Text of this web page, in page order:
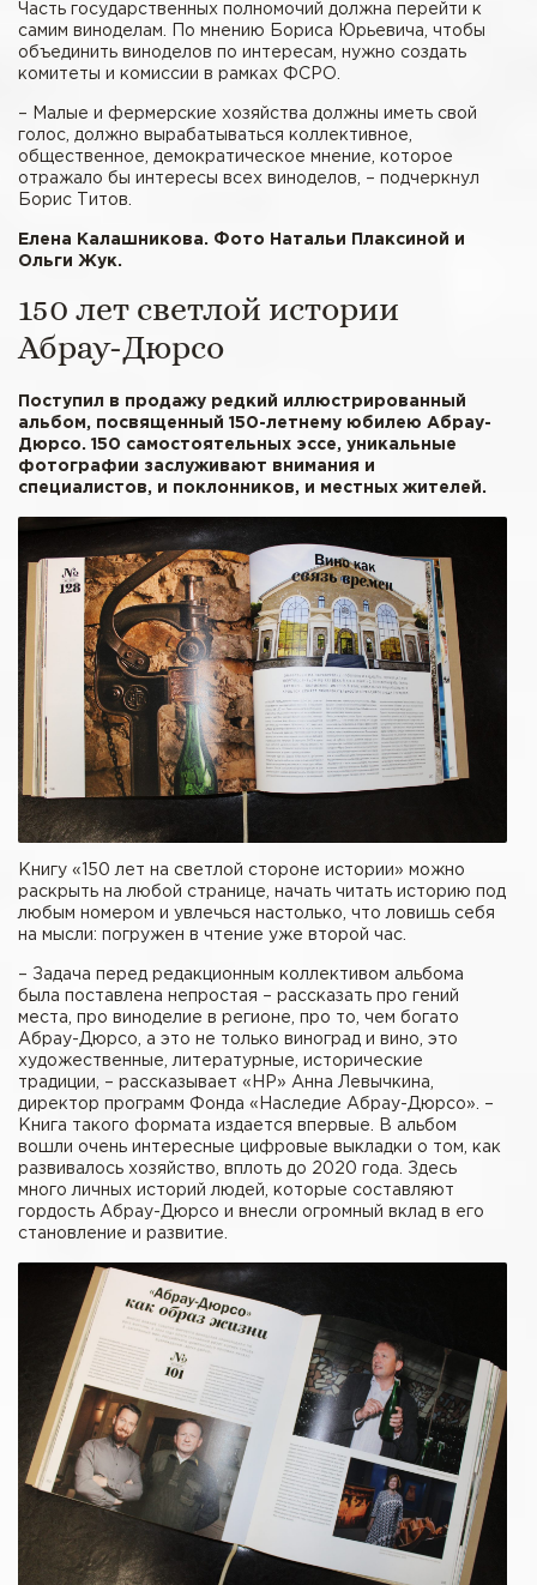
Часть государственных полномочий должна перейти к
самим виноделам. По мнению Бориса Юрьевича, чтобы
объединить виноделов по интересам, нужно создать
комитеты и комиссии в рамках ФСРО.
– Малые и фермерские хозяйства должны иметь свой
голос, должно вырабатываться коллективное,
общественное, демократическое мнение, которое
отражало бы интересы всех виноделов, – подчеркнул
Борис Титов.
Елена Калашникова. Фото Натальи Плаксиной и
Ольги Жук.
150 лет светлой истории
Абрау-Дюрсо
Поступил в продажу редкий иллюстрированный
альбом, посвященный 150-летнему юбилею Абрау-
Дюрсо. 150 самостоятельных эссе, уникальные
фотографии заслуживают внимания и
специалистов, и поклонников, и местных жителей.
Книгу «150 лет на светлой стороне истории» можно
раскрыть на любой странице, начать читать историю под
любым номером и увлечься настолько, что ловишь себя
на мысли: погружен в чтение уже второй час.
– Задача перед редакционным коллективом альбома
была поставлена непростая – рассказать про гений
места, про виноделие в регионе, про то, чем богато
Абрау-Дюрсо, а это не только виноград и вино, это
художественные, литературные, исторические
традиции, – рассказывает «НР» Анна Левычкина,
директор программ Фонда «Наследие Абрау-Дюрсо». –
Книга такого формата издается впервые. В альбом
вошли очень интересные цифровые выкладки о том, как
развивалось хозяйство, вплоть до 2020 года. Здесь
много личных историй людей, которые составляют
гордость Абрау-Дюрсо и внесли огромный вклад в его
становление и развитие.